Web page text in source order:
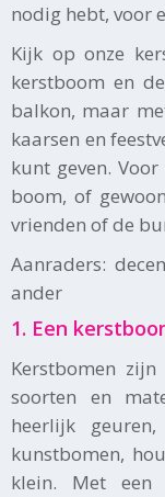
nodig hebt, voor
Kijk op onze
kerstboom en
balkon, maar
kaarsen en
kunt geven.
boom, of
vrienden of de
Aanraders:
ander
1. Een
Kerstbomen
soorten en
heerlijk
kunstbomen,
klein. Met